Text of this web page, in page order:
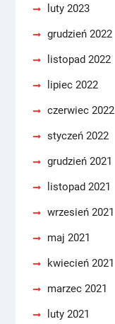
luty 2023
grudzień 2022
listopad 2022
lipiec 2022
czerwiec 2022
styczeń 2022
grudzień 2021
listopad 2021
wrzesień 2021
maj 2021
kwiecień 2021
marzec 2021
luty 2021